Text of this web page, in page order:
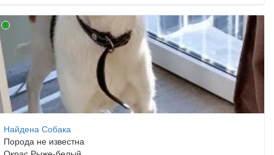
Найдена Собака
Порода не известна